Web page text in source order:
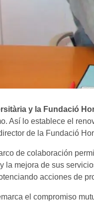
y la Fundació
Así lo establece el
de la Fundació
de colaboración
la mejora de sus
acciones de
el compromiso